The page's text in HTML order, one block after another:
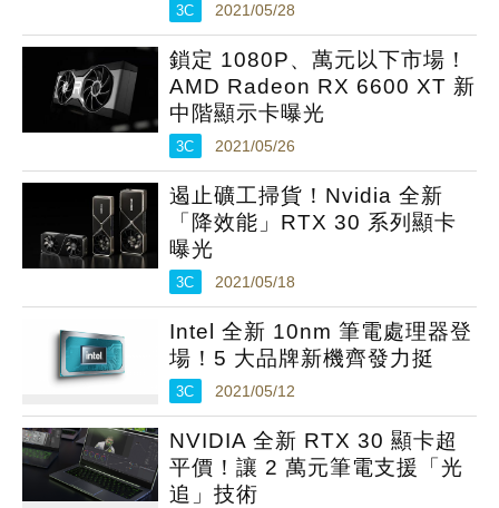
3C 2021/05/28
鎖定 1080P、萬元以下市場！
AMD Radeon RX 6600 XT 新
中階顯示卡曝光
3C 2021/05/26
遏止礦工掃貨！Nvidia 全新
「降效能」RTX 30 系列顯卡
曝光
3C 2021/05/18
Intel 全新 10nm 筆電處理器登
場！5 大品牌新機齊發力挺
3C 2021/05/12
NVIDIA 全新 RTX 30 顯卡超
平價！讓 2 萬元筆電支援「光
追」技術